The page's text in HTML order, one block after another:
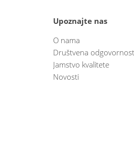
Upoznajte nas
O nama
Društvena odgovornost
Jamstvo kvalitete
Novosti